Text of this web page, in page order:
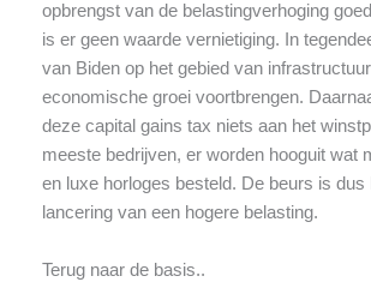
opbrengst van de belastingverhoging
is er geen waarde vernietiging. In
van Biden op het gebied van
economische groei voortbrengen.
deze capital gains tax niets aan het
meeste bedrijven, er worden hooguit wat
en luxe horloges besteld. De beurs is dus
lancering van een hogere belasting.
Terug naar de basis..